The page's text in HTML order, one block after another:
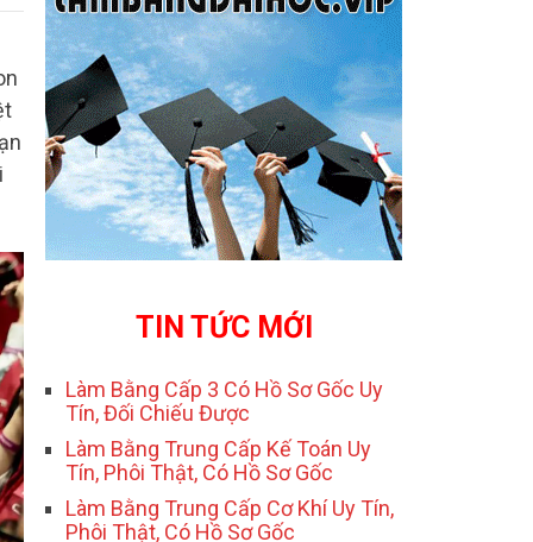
TIN TỨC MỚI
Làm Bằng Cấp 3 Có Hồ Sơ Gốc Uy
Tín, Đối Chiếu Được
Làm Bằng Trung Cấp Kế Toán Uy
Tín, Phôi Thật, Có Hồ Sơ Gốc
Làm Bằng Trung Cấp Cơ Khí Uy Tín,
Phôi Thật, Có Hồ Sơ Gốc